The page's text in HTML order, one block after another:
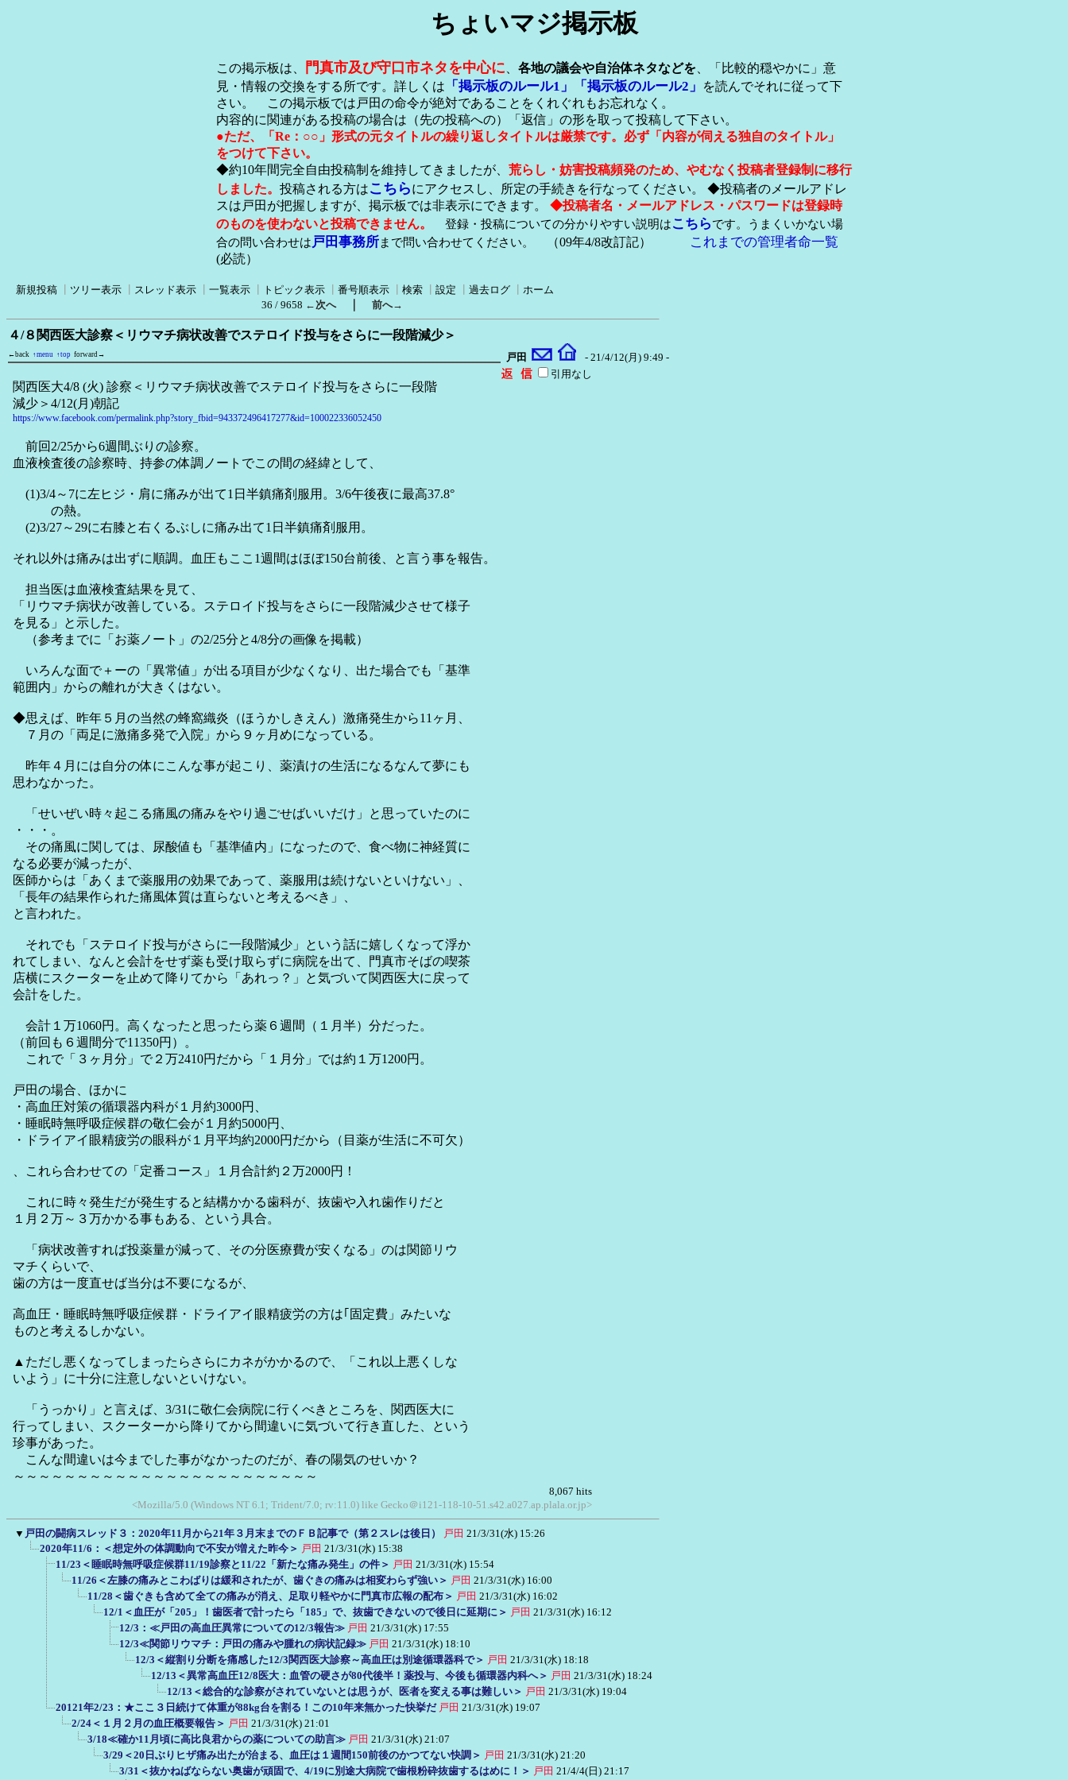
ちょいマジ掲示板
この掲示板は、 門真市及び守口市ネタを中心に、 各地の議会や自治体ネタなどを、「比較的穏やかに」意
見・情報の交換をする所です。詳しくは
「掲示板のルール1」 「掲示板のルール2」
を読んでそれに従って下
さい。 この掲示板では戸田の命令が絶対であることをくれぐれもお忘れなく。
内容的に関連がある投稿の場合は（先の投稿への）「返信」の形を取って投稿して下さい。
●ただ、「Re：○○」形式の元タイトルの繰り返しタイトルは厳禁です。必ず「内容が伺える独自のタイトル」
をつけて下さい。
◆約10年間完全自由投稿制を維持してきましたが、 荒らし・妨害投稿頻発のため、やむなく投稿者登録制に移行
しました。 投稿される方はこちらにアクセスし、所定の手続きを行なってください。 ◆投稿者のメールアドレ
スは戸田が把握しますが、掲示板では非表示にできます。 ◆投稿者名・メールアドレス・パスワードは登録時
のものを使わないと投稿できません。
登録・投稿についての分かりやすい説明はこちらです。うまくいかない場
合の問い合わせは戸田事務所まで問い合わせてください。 （09年4/8改訂記） これまでの管理者命一覧
(必読）
新規投稿 ツリー表示 スレッド表示 一覧表示 トピック表示 番号順表示 検索 設定 過去ログ
ホーム
36 / 9658 ←次へ｜ 前へ→
４/８関西医大診察＜リウマチ病状改善でステロイド投与をさらに一段階減少＞
←back ↑menu ↑top forward→ 戸田 - 21/4/12(月) 9:49 -
関西医大4/8 (火) 診察＜リウマチ病状改善でステロイド投与をさらに一段階
減少＞4/12(月)朝記
https://www.facebook.com/permalink.php?story_fbid=943372496417277&id=100022336052450
前回2/25から6週間ぶりの診察。
血液検査後の診察時、持参の体調ノートでこの間の経緯として、
(1)3/4～7に左ヒジ・肩に痛みが出て1日半鎮痛剤服用。3/6午後夜に最高37.8°
の熱。
(2)3/27～29に右膝と右くるぶしに痛み出て1日半鎮痛剤服用。
それ以外は痛みは出ずに順調。血圧もここ1週間はほぼ150台前後、と言う事を報告。
担当医は血液検査結果を見て、
「リウマチ病状が改善している。ステロイド投与をさらに一段階減少させて様子
を見る」と示した。
（参考までに「お薬ノート」の2/25分と4/8分の画像を掲載）
いろんな面で＋ーの「異常値」が出る項目が少なくなり、出た場合でも「基準
範囲内」からの離れが大きくはない。
◆思えば、昨年５月の当然の蜂窩織炎（ほうかしきえん）激痛発生から11ヶ月、
７月の「両足に激痛多発で入院」から９ヶ月めになっている。
昨年４月には自分の体にこんな事が起こり、薬漬けの生活になるなんて夢にも
思わなかった。
「せいぜい時々起こる痛風の痛みをやり過ごせばいいだけ」と思っていたのに
・・・。
その痛風に関しては、尿酸値も「基準値内」になったので、食べ物に神経質に
なる必要が減ったが、
医師からは「あくまで薬服用の効果であって、薬服用は続けないといけない」、
「長年の結果作られた痛風体質は直らないと考えるべき」、
と言われた。
それでも「ステロイド投与がさらに一段階減少」という話に嬉しくなって浮か
れてしまい、なんと会計をせず薬も受け取らずに病院を出て、門真市そばの喫茶
店横にスクーターを止めて降りてから「あれっ？」と気づいて関西医大に戻って
会計をした。
会計１万1060円。高くなったと思ったら薬６週間（１月半）分だった。
（前回も６週間分で11350円）。
これで「３ヶ月分」で２万2410円だから「１月分」では約１万1200円。
戸田の場合、ほかに
・高血圧対策の循環器内科が１月約3000円、
・睡眠時無呼吸症候群の敬仁会が１月約5000円、
・ドライアイ眼精疲労の眼科が１月平均約2000円だから（目薬が生活に不可欠）
、これら合わせての「定番コース」１月合計約２万2000円！
これに時々発生だが発生すると結構かかる歯科が、抜歯や入れ歯作りだと
１月２万～３万かかる事もある、という具合。
「病状改善すれば投薬量が減って、その分医療費が安くなる」のは関節リウ
マチくらいで、
歯の方は一度直せば当分は不要になるが、
高血圧・睡眠時無呼吸症候群・ドライアイ眼精疲労の方は｢固定費」みたいな
ものと考えるしかない。
▲ただし悪くなってしまったらさらにカネがかかるので、「これ以上悪くしな
いよう」に十分に注意しないといけない。
「うっかり」と言えば、3/31に敬仁会病院に行くべきところを、関西医大に
行ってしまい、スクーターから降りてから間違いに気づいて行き直した、という
珍事があった。
こんな間違いは今までした事がなかったのだが、春の陽気のせいか？
～～～～～～～～～～～～～～～～～～～～～～～～
引用なし
8,067 hits
<Mozilla/5.0 (Windows NT 6.1; Trident/7.0; rv:11.0) like Gecko＠i121-118-10-51.s42.a027.ap.plala.or.jp>
▼ 戸田の闘病スレッド３：2020年11月から21年３月末までのＦＢ記事で（第２スレは後日） 戸田 21/3/31(水) 15:26
2020年11/6：＜想定外の体調動向で不安が増えた昨今＞ 戸田 21/3/31(水) 15:38
11/23＜睡眠時無呼吸症候群11/19診察と11/22「新たな痛み発生」の件＞ 戸田 21/3/31(水) 15:54
11/26＜左膝の痛みとこわばりは緩和されたが、歯ぐきの痛みは相変わらず強い＞ 戸田 21/3/31(水) 16:00
11/28＜歯ぐきも含めて全ての痛みが消え、足取り軽やかに門真市広報の配布＞ 戸田 21/3/31(水) 16:02
12/1＜血圧が「205」！歯医者で計ったら「185」で、抜歯できないので後日に延期に＞ 戸田 21/3/31(水) 16:12
12/3：≪戸田の高血圧異常についての12/3報告≫ 戸田 21/3/31(水) 17:55
12/3≪関節リウマチ：戸田の痛みや腫れの病状記録≫ 戸田 21/3/31(水) 18:10
12/3＜縦割り分断を痛感した12/3関西医大診察～高血圧は別途循環器科で＞ 戸田 21/3/31(水) 18:18
12/13＜異常高血圧12/8医大：血管の硬さが80代後半！薬投与、今後も循環器内科へ＞ 戸田 21/3/31(水) 18:24
12/13＜総合的な診察がされていないとは思うが、医者を変える事は難しい＞ 戸田 21/3/31(水) 19:04
20121年2/23：★ここ３日続けて体重が88kg台を割る！この10年来無かった快挙だ 戸田 21/3/31(水) 19:07
2/24＜１月２月の血圧概要報告＞ 戸田 21/3/31(水) 21:01
3/18≪確か11月頃に高比良君からの薬についての助言≫ 戸田 21/3/31(水) 21:07
3/29＜20日ぶりヒザ痛み出たが治まる、血圧は１週間150前後のかつてない快調＞ 戸田 21/3/31(水) 21:20
3/31＜抜かねばならない奥歯が頑固で、4/19に別途大病院で歯根粉砕抜歯するはめに！＞ 戸田 21/4/4(日) 21:17